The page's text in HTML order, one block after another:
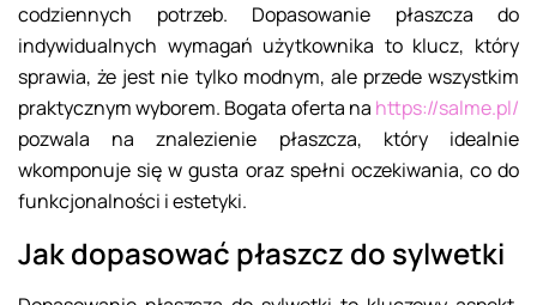
codziennych potrzeb. Dopasowanie płaszcza do
indywidualnych wymagań użytkownika to klucz, który
sprawia, że jest nie tylko modnym, ale przede wszystkim
praktycznym wyborem. Bogata oferta na https://salme.pl/
pozwala na znalezienie płaszcza, który idealnie
wkomponuje się w gusta oraz spełni oczekiwania, co do
funkcjonalności i estetyki.
Jak dopasować płaszcz do sylwetki